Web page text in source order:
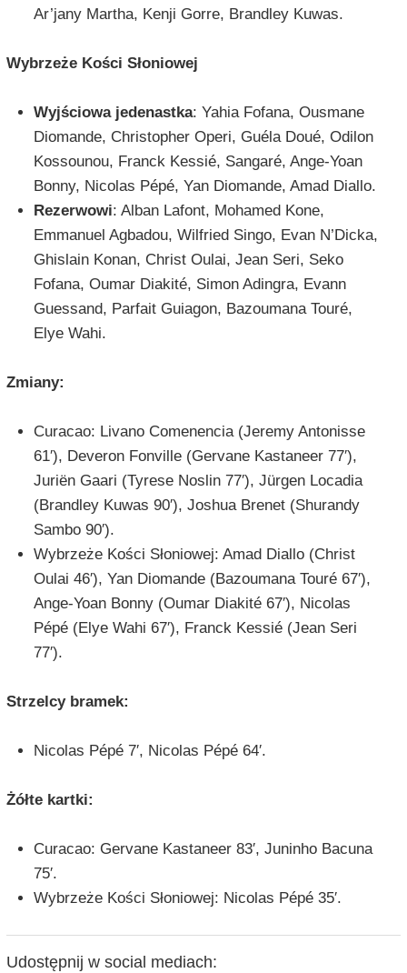
Ar’jany Martha, Kenji Gorre, Brandley Kuwas.
Wybrzeże Kości Słoniowej
Wyjściowa jedenastka: Yahia Fofana, Ousmane
Diomande, Christopher Operi, Guéla Doué, Odilon
Kossounou, Franck Kessié, Sangaré, Ange-Yoan
Bonny, Nicolas Pépé, Yan Diomande, Amad Diallo.
Rezerwowi: Alban Lafont, Mohamed Kone,
Emmanuel Agbadou, Wilfried Singo, Evan N’Dicka,
Ghislain Konan, Christ Oulai, Jean Seri, Seko
Fofana, Oumar Diakité, Simon Adingra, Evann
Guessand, Parfait Guiagon, Bazoumana Touré,
Elye Wahi.
Zmiany:
Curacao: Livano Comenencia (Jeremy Antonisse
61′), Deveron Fonville (Gervane Kastaneer 77′),
Juriën Gaari (Tyrese Noslin 77′), Jürgen Locadia
(Brandley Kuwas 90′), Joshua Brenet (Shurandy
Sambo 90′).
Wybrzeże Kości Słoniowej: Amad Diallo (Christ
Oulai 46′), Yan Diomande (Bazoumana Touré 67′),
Ange-Yoan Bonny (Oumar Diakité 67′), Nicolas
Pépé (Elye Wahi 67′), Franck Kessié (Jean Seri
77′).
Strzelcy bramek:
Nicolas Pépé 7′, Nicolas Pépé 64′.
Żółte kartki:
Curacao: Gervane Kastaneer 83′, Juninho Bacuna
75′.
Wybrzeże Kości Słoniowej: Nicolas Pépé 35′.
Udostępnij w social mediach: